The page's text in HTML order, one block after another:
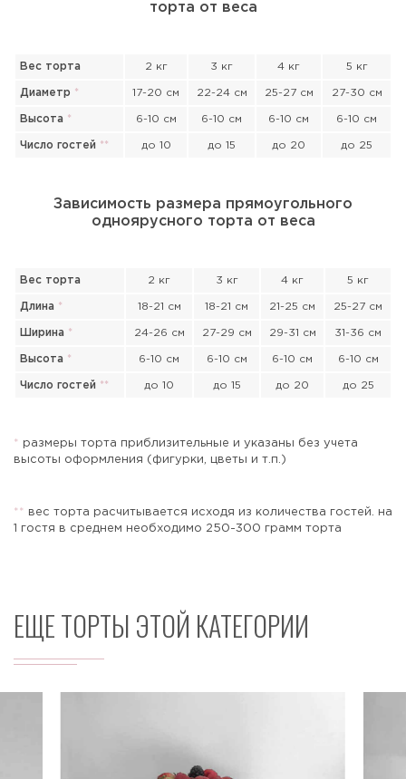
торта от веса
Вес торта 2 кг 3 кг 4 кг 5 кг
Диаметр * 17-20 см 22-24 см 25-27 см 27-30 см
Высота * 6-10 см 6-10 см 6-10 см 6-10 см
Число гостей ** до 10 до 15 до 20 до 25
Зависимость размера прямоугольного
одноярусного торта от веса
Вес торта 2 кг 3 кг 4 кг 5 кг
Длина * 18-21 см 18-21 см 21-25 см 25-27 см
Ширина * 24-26 см 27-29 см 29-31 см 31-36 см
Высота * 6-10 см 6-10 см 6-10 см 6-10 см
Число гостей ** до 10 до 15 до 20 до 25
*
размеры торта приблизительные и указаны без учета
высоты оформления (фигурки, цветы и т.п.)
* *
вес торта расчитывается исходя из количества гостей. на
1 гостя в среднем необходимо 250-300 грамм торта
ЕЩЕ ТОРТЫ ЭТОЙ КАТЕГОРИИ